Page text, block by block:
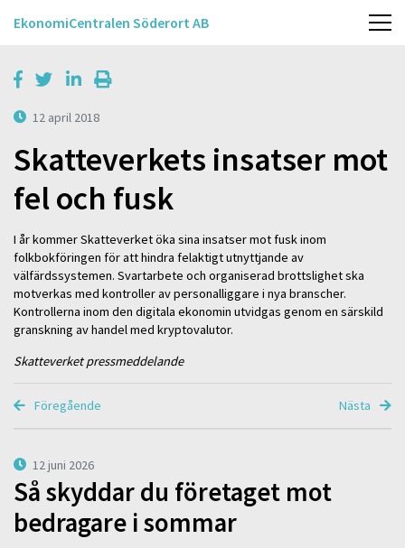
EkonomiCentralen Söderort AB
12 april 2018
Skatteverkets insatser mot
fel och fusk
I år kommer Skatteverket öka sina insatser mot fusk inom
folkbokföringen för att hindra felaktigt utnyttjande av
välfärdssystemen. Svartarbete och organiserad brottslighet ska
motverkas med kontroller av personalliggare i nya branscher.
Kontrollerna inom den digitala ekonomin utvidgas genom en särskild
granskning av handel med kryptovalutor.
Skatteverket pressmeddelande
Föregående Nästa
12 juni 2026
Så skyddar du företaget mot
bedragare i sommar